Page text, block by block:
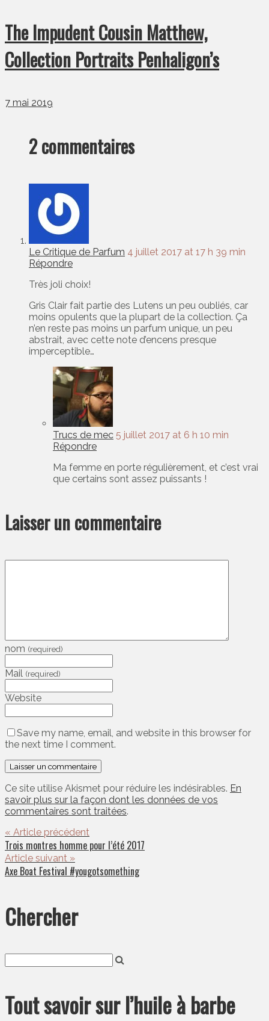
The Impudent Cousin Matthew,
Collection Portraits Penhaligon’s
7 mai 2019
2 commentaires
Le Critique de Parfum 4 juillet 2017 at 17 h 39 min
Répondre
Très joli choix!
Gris Clair fait partie des Lutens un peu oubliés, car
moins opulents que la plupart de la collection. Ça
n’en reste pas moins un parfum unique, un peu
abstrait, avec cette note d’encens presque
imperceptible…
Trucs de mec 5 juillet 2017 at 6 h 10 min
Répondre
Ma femme en porte régulièrement, et c’est vrai
que certains sont assez puissants !
Laisser un commentaire
nom (required)
Mail (required)
Website
Save my name, email, and website in this browser for
the next time I comment.
Ce site utilise Akismet pour réduire les indésirables. En
savoir plus sur la façon dont les données de vos
commentaires sont traitées.
« Article précédent
Trois montres homme pour l’été 2017
Article suivant »
Axe Boat Festival #yougotsomething
Chercher
Tout savoir sur l’huile à barbe